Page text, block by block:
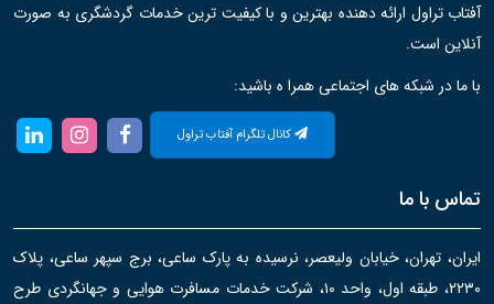
آفتاب تراول ارائه دهنده بهترین و با کیفیت ترین خدمات گردشگری به صورت
آنلاین است.
با ما در شبکه های اجتماعی همرا ه باشید:
کانال تلگرام آفتاب تراول
تماس با ما
ایران، تهران، خیابان ولیعصر، نرسیده به پارک ساعی، برج سپهر ساعی، پلاک
۲۲۳۰، طبقه اول، واحد ۱۰، شرکت خدمات مسافرت هوایی و جهانگردی طرح